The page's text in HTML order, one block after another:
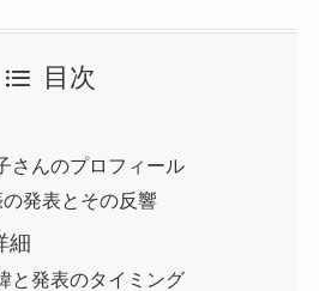
目次
さんのプロフィール
発表とその反響
細
と発表のタイミング